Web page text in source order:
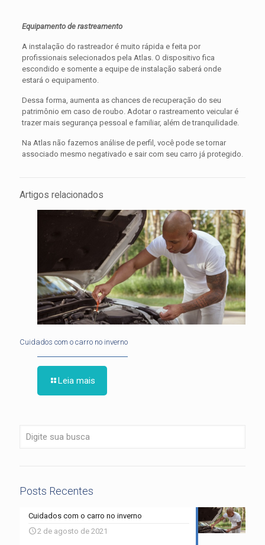
Equipamento de rastreamento
A instalação do rastreador é muito rápida e feita por
profissionais selecionados pela Atlas. O dispositivo fica
escondido e somente a equipe de instalação saberá onde
estará o equipamento.
Dessa forma, aumenta as chances de recuperação do seu
patrimônio em caso de roubo. Adotar o rastreamento veicular é
trazer mais segurança pessoal e familiar, além de tranquilidade.
Na Atlas não fazemos análise de perfil, você pode se tornar
associado mesmo negativado e sair com seu carro já protegido.
Artigos relacionados
Cuidados com o carro no inverno
Leia mais
Posts Recentes
Cuidados com o carro no inverno
2 de agosto de 2021